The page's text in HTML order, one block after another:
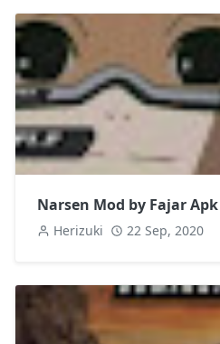
Narsen Mod by Fajar Apk
Herizuki 22 Sep, 2020